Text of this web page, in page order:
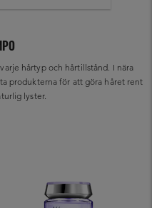
hårtyp och hårtillstånd. I nära
produkterna för att göra håret rent
lyster.